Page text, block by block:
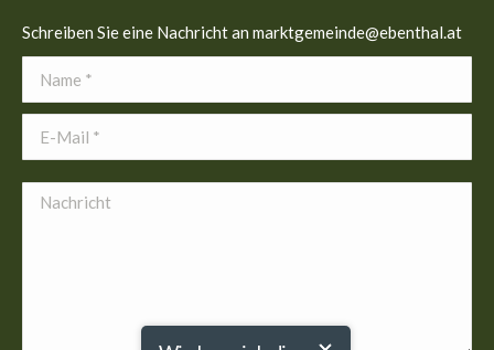
Schreiben Sie eine Nachricht an marktgemeinde@ebenthal.at
Name *
E-Mail *
Nachricht